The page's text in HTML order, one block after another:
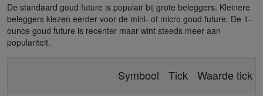
De standaard goud future is populair bij grote beleggers. Kleinere
beleggers kiezen eerder voor de mini- of micro goud future. De 1-
ounce goud future is recenter maar wint steeds meer aan
populariteit.
Symbool Tick Waarde tick